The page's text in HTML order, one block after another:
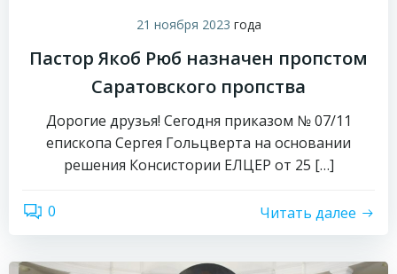
21 ноября 2023 года
Пастор Якоб Рюб назначен пропстом
Саратовского пропства
Дорогие друзья! Сегодня приказом № 07/11
епископа Сергея Гольцверта на основании
решения Консистории ЕЛЦЕР от 25 […]
0 Читать далее